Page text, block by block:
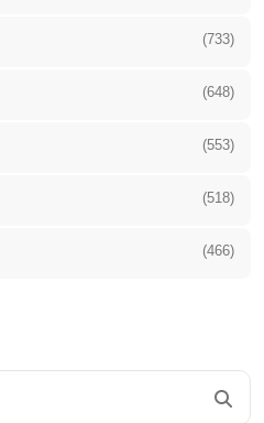
(733)
(648)
(553)
(518)
(466)